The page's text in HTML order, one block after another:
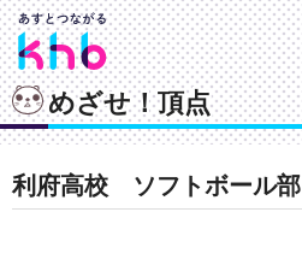
めざせ！頂点
利府高校 ソフトボール部